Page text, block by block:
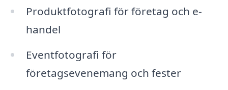
Produktfotografi för företag och e-
handel
Eventfotografi för
företagsevenemang och fester